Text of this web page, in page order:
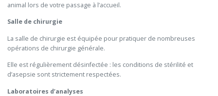
animal lors de votre passage à l’accueil.
Salle de chirurgie
La salle de chirurgie est équipée pour pratiquer de nombreuses
opérations de chirurgie générale.
Elle est régulièrement désinfectée : les conditions de stérilité et
d’asepsie sont strictement respectées.
Laboratoires d’analyses